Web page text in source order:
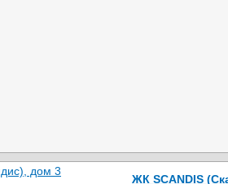
ЖК SCANDIS